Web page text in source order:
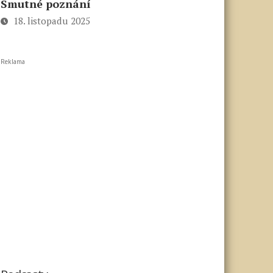
Smutné poznání
18. listopadu 2025
Reklama